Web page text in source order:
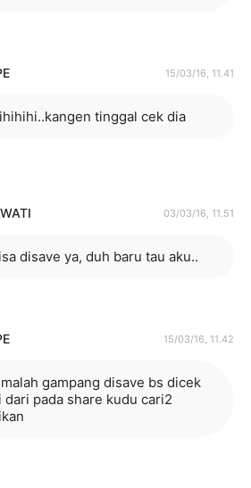
15/03/16, 11.41
tinggal cek dia
03/03/16, 11.51
disave ya, duh baru tau aku..
15/03/16, 11.42
gampang disave bs dicek
dari pada share kudu cari2